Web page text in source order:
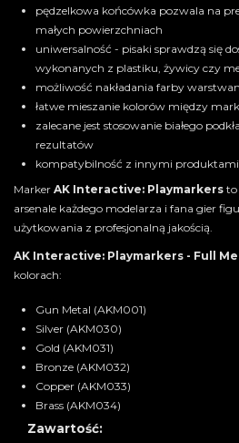
pędzelkowa końcówka pozwala na
małych powierzchniach
uniwersalność - pisaki sprawdzą się
wykonanych z plastiku, żywicy czy
możliwość nakładania farby
łatwe mieszanie kolorów między
zalecane jest stosowanie białego
rezultatów
kompatybilność z innymi produktami
Marker AK Interactive: Playmarkers to
arsenale każdego modelarza i fana gier
użytkowania z profesjonalną jakością.
AK Interactive: Playmarkers - Full
kolorach:
Gun Metal (AKM001)
Silver (AKM030)
Gold (AKM031)
Bronze (AKM032)
Copper (AKM033)
Brass (AKM034)
Zawartość: